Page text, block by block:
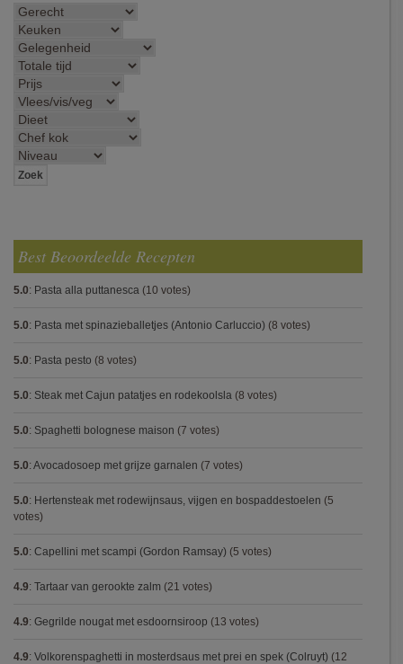
Best Beoordeelde Recepten
5.0: Pasta alla puttanesca (10 votes)
5.0: Pasta met spinazieballetjes (Antonio Carluccio) (8 votes)
5.0: Pasta pesto (8 votes)
5.0: Steak met Cajun patatjes en rodekoolsla (8 votes)
5.0: Spaghetti bolognese maison (7 votes)
5.0: Avocadosoep met grijze garnalen (7 votes)
5.0: Hertensteak met rodewijnsaus, vijgen en bospaddestoelen (5
votes)
5.0: Capellini met scampi (Gordon Ramsay) (5 votes)
4.9: Tartaar van gerookte zalm (21 votes)
4.9: Gegrilde nougat met esdoornsiroop (13 votes)
4.9: Volkorenspaghetti in mosterdsaus met prei en spek (Colruyt) (12